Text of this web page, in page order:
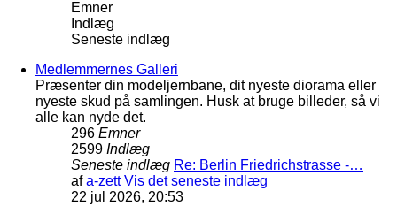
Emner
Indlæg
Seneste indlæg
Medlemmernes Galleri
Præsenter din modeljernbane, dit nyeste diorama eller
nyeste skud på samlingen. Husk at bruge billeder, så vi
alle kan nyde det.
296 Emner
2599 Indlæg
Seneste indlæg Re: Berlin Friedrichstrasse -…
afa-zett Vis det seneste indlæg
22 jul 2026, 20:53